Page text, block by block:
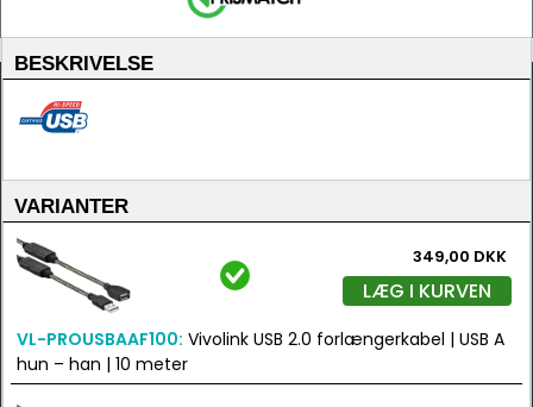
BESKRIVELSE
VARIANTER
349,00 DKK
LÆG I KURVEN
VL-PROUSBAAF100: Vivolink USB 2.0 forlængerkabel | USB A
hun – han | 10 meter